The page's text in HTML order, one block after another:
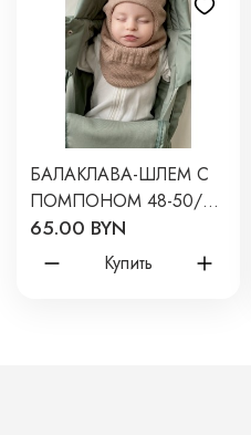
БАЛАКЛАВА-ШЛЕМ С
ПОМПОНОМ 48-50/52
СМ ЦВЕТ: ТЕПЛЫЙ
БЕЖ 3095-122
65.00 BYN
Купить